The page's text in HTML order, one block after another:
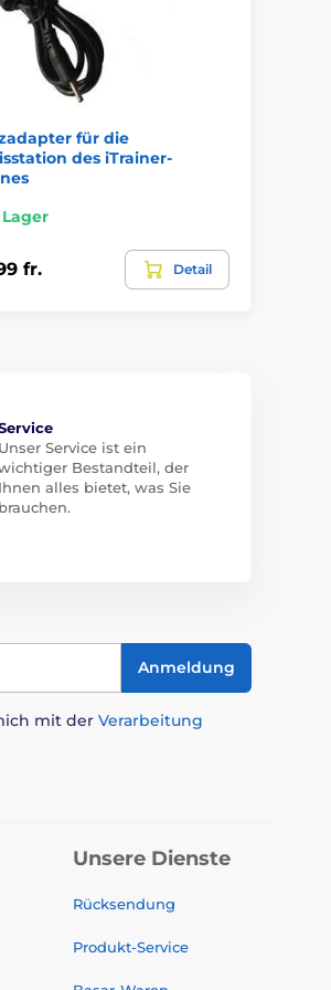
für die
des iTrainer-
fr. Detail
Unser Service ist ein
Bestandteil, der
Ihnen alles bietet, was Sie
brauchen.
Anmeldung
mit der Verarbeitung
Unsere Dienste
Rücksendung
Produkt-Service